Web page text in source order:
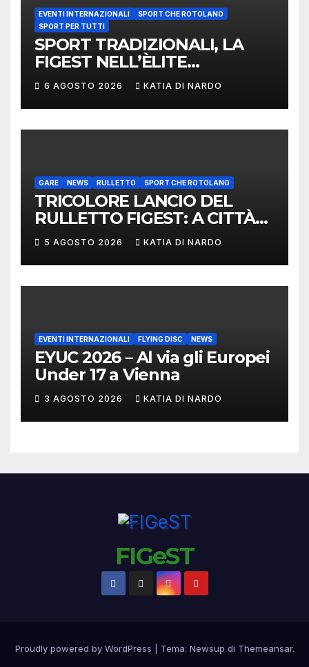
EVENTI INTERNAZIONALI
SPORT CHE ROTOLANO
SPORT PER TUTTI
SPORT TRADIZIONALI, LA
FIGEST NELL’ÈLITE
MONDIALE: LA
DELEGAZIONE ITALIANA
PROTAGONISTA AL
CONVEGNO TAFISA A
6 AGOSTO 2026 KATIA DI NARDO
GARE NEWS RULLETTO SPORT CHE ROTOLANO
TRICOLORE LANCIO DEL
RULLETTO FIGEST: A CITTÀ
DI CASTELLO VINCONO
MARCHIGIANI ED UMBRI
5 AGOSTO 2026 KATIA DI NARDO
EVENTI INTERNAZIONALI FLYING DISC NEWS
EYUC 2026 – Al via gli Europei
Under 17 a Vienna
3 AGOSTO 2026 KATIA DI NARDO
FIGeST
Proudly powered by WordPress Tema: Newsup di Themeansar.